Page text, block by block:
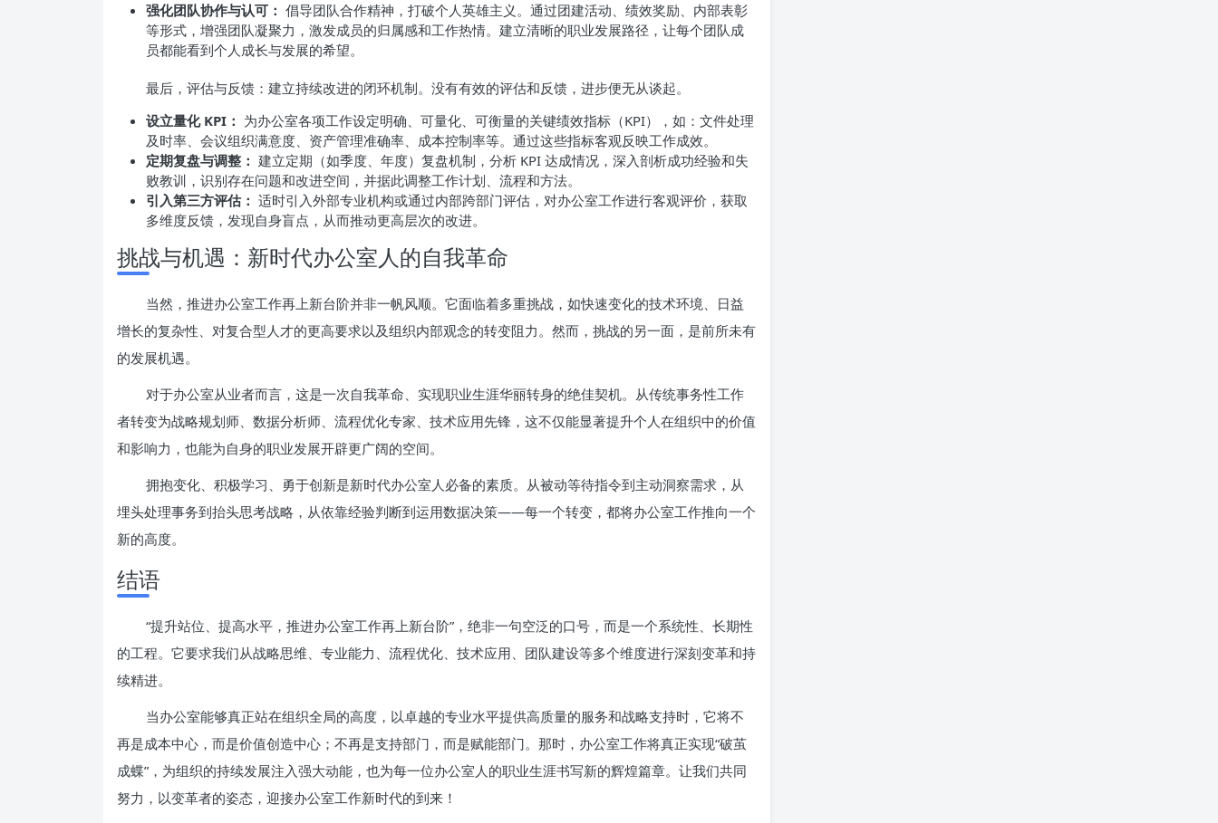
强化团队协作与认可： 倡导团队合作精神，打破个人英雄主义。通过团建活动、绩效奖励、内部表彰
等形式，增强团队凝聚力，激发成员的归属感和工作热情。建立清晰的职业发展路径，让每个团队成
员都能看到个人成长与发展的希望。
最后，评估与反馈：建立持续改进的闭环机制。没有有效的评估和反馈，进步便无从谈起。
设立量化 KPI： 为办公室各项工作设定明确、可量化、可衡量的关键绩效指标（KPI），如：文件处理
及时率、会议组织满意度、资产管理准确率、成本控制率等。通过这些指标客观反映工作成效。
定期复盘与调整： 建立定期（如季度、年度）复盘机制，分析 KPI 达成情况，深入剖析成功经验和失
败教训，识别存在问题和改进空间，并据此调整工作计划、流程和方法。
引入第三方评估： 适时引入外部专业机构或通过内部跨部门评估，对办公室工作进行客观评价，获取
多维度反馈，发现自身盲点，从而推动更高层次的改进。
挑战与机遇：新时代办公室人的自我革命
当然，推进办公室工作再上新台阶并非一帆风顺。它面临着多重挑战，如快速变化的技术环境、日益
增长的复杂性、对复合型人才的更高要求以及组织内部观念的转变阻力。然而，挑战的另一面，是前所未有
的发展机遇。
对于办公室从业者而言，这是一次自我革命、实现职业生涯华丽转身的绝佳契机。从传统事务性工作
者转变为战略规划师、数据分析师、流程优化专家、技术应用先锋，这不仅能显著提升个人在组织中的价值
和影响力，也能为自身的职业发展开辟更广阔的空间。
拥抱变化、积极学习、勇于创新是新时代办公室人必备的素质。从被动等待指令到主动洞察需求，从
埋头处理事务到抬头思考战略，从依靠经验判断到运用数据决策——每一个转变，都将办公室工作推向一个
新的高度。
结语
“提升站位、提高水平，推进办公室工作再上新台阶”，绝非一句空泛的口号，而是一个系统性、长期性
的工程。它要求我们从战略思维、专业能力、流程优化、技术应用、团队建设等多个维度进行深刻变革和持
续精进。
当办公室能够真正站在组织全局的高度，以卓越的专业水平提供高质量的服务和战略支持时，它将不
再是成本中心，而是价值创造中心；不再是支持部门，而是赋能部门。那时，办公室工作将真正实现“破茧
成蝶”，为组织的持续发展注入强大动能，也为每一位办公室人的职业生涯书写新的辉煌篇章。让我们共同
努力，以变革者的姿态，迎接办公室工作新时代的到来！